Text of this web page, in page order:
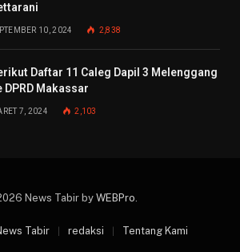
10, 2024 2,838
Daftar 11 Caleg Dapil 3 Melenggang
DPRD Makassar
7, 2024 2,103
News Tabir by WEBPro.
Tabir redaksi Tentang Kami